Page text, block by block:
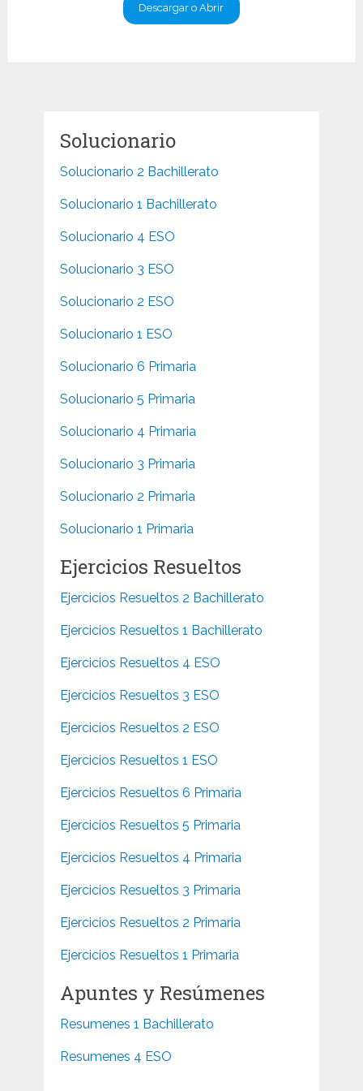
Descargar o Abrir
Solucionario
Solucionario 2 Bachillerato
Solucionario 1 Bachillerato
Solucionario 4 ESO
Solucionario 3 ESO
Solucionario 2 ESO
Solucionario 1 ESO
Solucionario 6 Primaria
Solucionario 5 Primaria
Solucionario 4 Primaria
Solucionario 3 Primaria
Solucionario 2 Primaria
Solucionario 1 Primaria
Ejercicios Resueltos
Ejercicios Resueltos 2 Bachillerato
Ejercicios Resueltos 1 Bachillerato
Ejercicios Resueltos 4 ESO
Ejercicios Resueltos 3 ESO
Ejercicios Resueltos 2 ESO
Ejercicios Resueltos 1 ESO
Ejercicios Resueltos 6 Primaria
Ejercicios Resueltos 5 Primaria
Ejercicios Resueltos 4 Primaria
Ejercicios Resueltos 3 Primaria
Ejercicios Resueltos 2 Primaria
Ejercicios Resueltos 1 Primaria
Apuntes y Resúmenes
Resumenes 1 Bachillerato
Resumenes 4 ESO